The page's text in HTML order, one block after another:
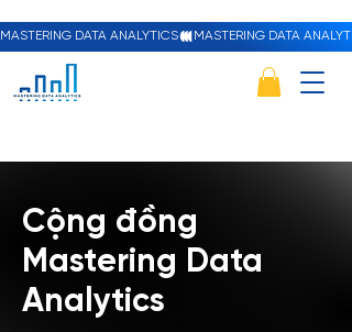
MASTERING DATA ANALYTICS
Cộng đồng
Mastering Data
Analytics